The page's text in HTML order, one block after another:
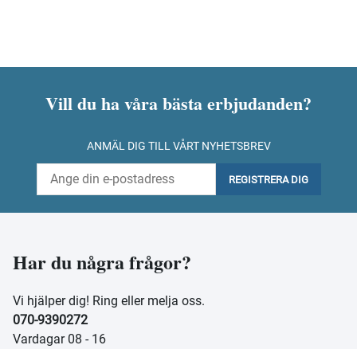
Vill du ha våra bästa erbjudanden?
ANMÄL DIG TILL VÅRT NYHETSBREV
REGISTRERA DIG
Har du några frågor?
Vi hjälper dig! Ring eller melja oss.
070-9390272
Vardagar 08 - 16